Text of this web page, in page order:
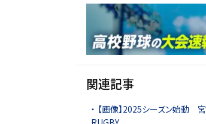
関連記事
【画像】2025シーズン始動